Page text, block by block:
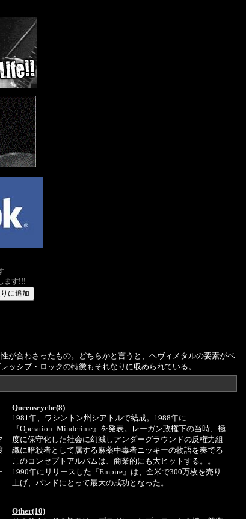
ます!!!
が合わさったもの。どちらかと言うと、ヘヴィメタルの要素がベ
シブ・ロックの特徴もそれなりに収められている。
Queensryche(8)
1981年、ワシントン州シアトルで結成。1988年に
『Operation: Mindcrime』を発表。レーガン政権下の当時、極
度に保守化した社会に幻滅しアンダーグラウンドの反権力組
織に暗殺者として属する麻薬中毒者ニッキーの物語を奏でる
このコンセプトアルバムは、商業的にも大ヒットする。。
1990年にリリースした『Empire』は、全米で300万枚を売り
上げ、バンドにとって最大の成功となった。
Other(10)